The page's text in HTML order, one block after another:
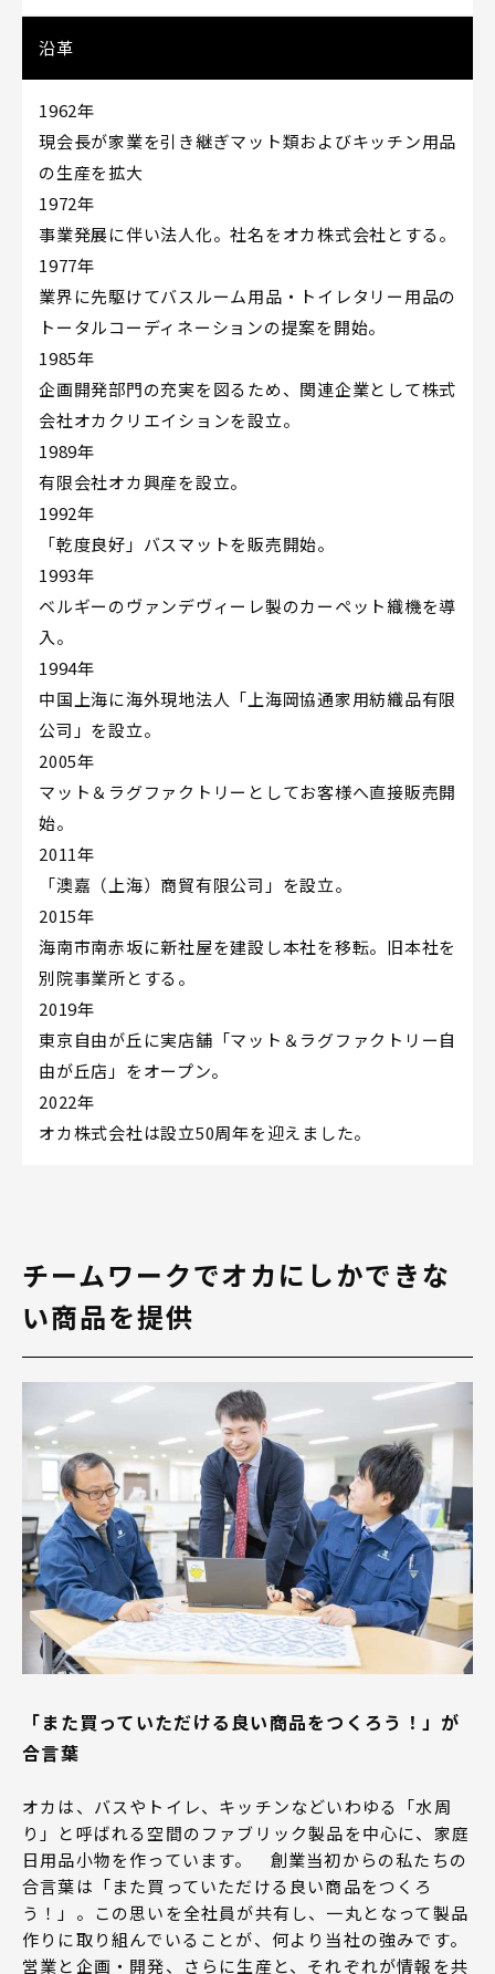
沿革
1962年
現会長が家業を引き継ぎマット類およびキッチン用品
の生産を拡大
1972年
事業発展に伴い法人化。社名をオカ株式会社とする。
1977年
業界に先駆けてバスルーム用品・トイレタリー用品の
トータルコーディネーションの提案を開始。
1985年
企画開発部門の充実を図るため、関連企業として株式
会社オカクリエイションを設立。
1989年
有限会社オカ興産を設立。
1992年
「乾度良好」バスマットを販売開始。
1993年
ベルギーのヴァンデヴィーレ製のカーペット織機を導
入。
1994年
中国上海に海外現地法人「上海岡協通家用紡織品有限
公司」を設立。
2005年
マット＆ラグファクトリーとしてお客様へ直接販売開
始。
2011年
「澳嘉（上海）商貿有限公司」を設立。
2015年
海南市南赤坂に新社屋を建設し本社を移転。旧本社を
別院事業所とする。
2019年
東京自由が丘に実店舗「マット＆ラグファクトリー自
由が丘店」をオープン。
2022年
オカ株式会社は設立50周年を迎えました。
チームワークでオカにしかできな
い商品を提供
「また買っていただける良い商品をつくろう！」が
合言葉
オカは、バスやトイレ、キッチンなどいわゆる「水周
り」と呼ばれる空間のファブリック製品を中心に、家庭
日用品小物を作っています。 創業当初からの私たちの
合言葉は「また買っていただける良い商品をつくろ
う！」。この思いを全社員が共有し、一丸となって製品
作りに取り組んでいることが、何より当社の強みです。
営業と企画・開発、さらに生産と、それぞれが情報を共